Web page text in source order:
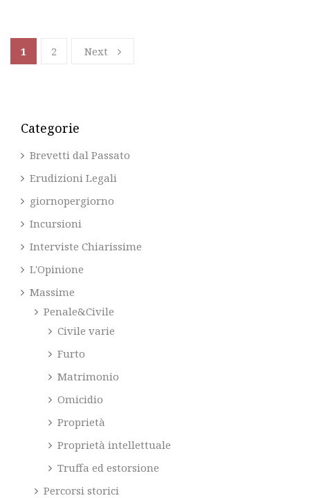
1 2 Next
Categorie
Brevetti dal Passato
Erudizioni Legali
giornopergiorno
Incursioni
Interviste Chiarissime
L'Opinione
Massime
Penale&Civile
Civile varie
Furto
Matrimonio
Omicidio
Proprietà
Proprietà intellettuale
Truffa ed estorsione
Percorsi storici